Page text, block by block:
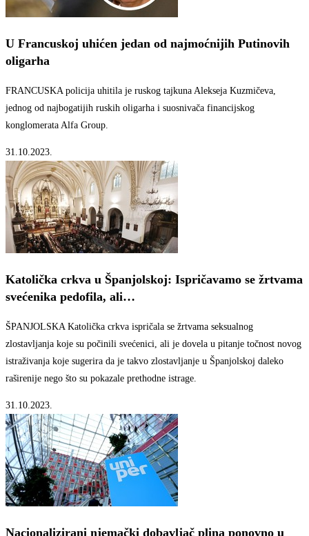
U Francuskoj uhićen jedan od najmoćnijih Putinovih
oligarha
FRANCUSKA policija uhitila je ruskog tajkuna Alekseja Kuzmičeva,
jednog od najbogatijih ruskih oligarha i suosnivača financijskog
konglomerata Alfa Group.
31.10.2023.
Katolička crkva u Španjolskoj: Ispričavamo se žrtvama
svećenika pedofila, ali…
ŠPANJOLSKA Katolička crkva ispričala se žrtvama seksualnog
zlostavljanja koje su počinili svećenici, ali je dovela u pitanje točnost novog
istraživanja koje sugerira da je takvo zlostavljanje u Španjolskoj daleko
raširenije nego što su pokazale prethodne istrage.
31.10.2023.
Nacionalizirani njemački dobavljač plina ponovno u